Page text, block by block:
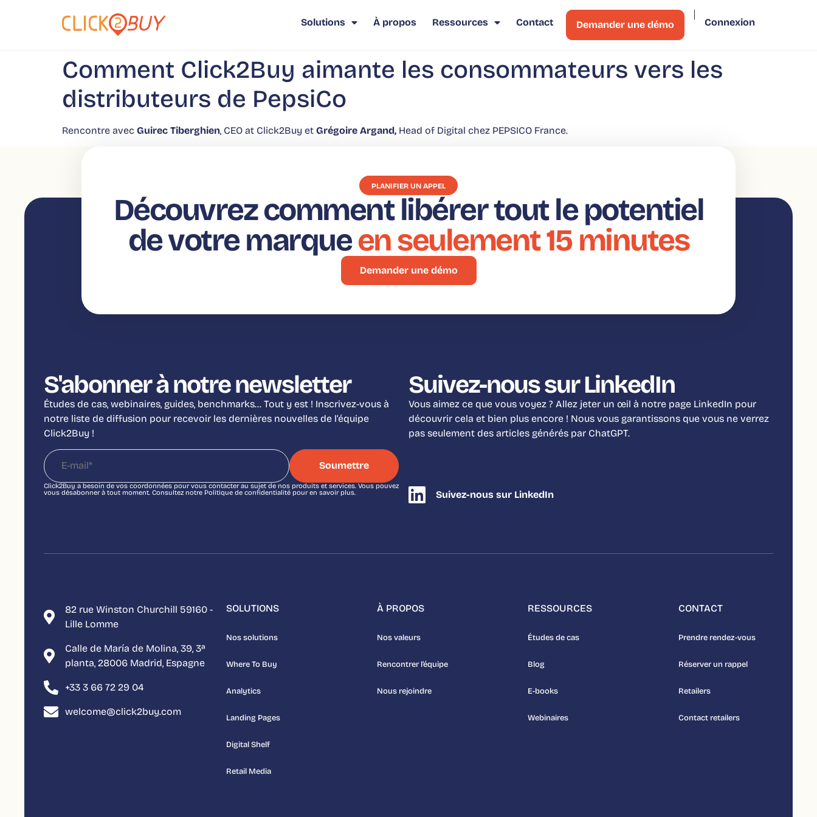
Solutions À propos Ressources Contact Demander une démo Connexion
Comment Click2Buy aimante les consommateurs vers les
distributeurs de PepsiCo
Rencontre avec Guirec Tiberghien, CEO at Click2Buy et Grégoire Argand, Head of Digital chez PEPSICO France.
PLANIFIER UN APPEL
Découvrez comment libérer tout le potentiel
de votre marqueen seulement 15 minutes
Demander une démo
S'abonner à notre newsletter
Études de cas, webinaires, guides, benchmarks… Tout y est ! Inscrivez-vous à
notre liste de diffusion pour recevoir les dernières nouvelles de l’équipe
Click2Buy !
Click2Buy a besoin de vos coordonnées pour vous contacter au sujet de nos produits et services. Vous pouvez
vous désabonner à tout moment. Consultez notre Politique de confidentialité pour en savoir plus.
Suivez-nous sur LinkedIn
Vous aimez ce que vous voyez ? Allez jeter un œil à notre page LinkedIn pour
découvrir cela et bien plus encore ! Nous vous garantissons que vous ne verrez
pas seulement des articles générés par ChatGPT.
Suivez-nous sur LinkedIn
82 rue Winston Churchill 59160 -
Lille Lomme
Calle de María de Molina, 39, 3ª
planta, 28006 Madrid, Espagne
+33 3 66 72 29 04
welcome@click2buy.com
SOLUTIONS
Nos solutions
Where To Buy
Analytics
Landing Pages
Digital Shelf
Retail Media
À PROPOS
Nos valeurs
Rencontrer l’équipe
Nous rejoindre
RESSOURCES
Études de cas
Blog
E-books
Webinaires
CONTACT
Prendre rendez-vous
Réserver un rappel
Retailers
Contact retailers